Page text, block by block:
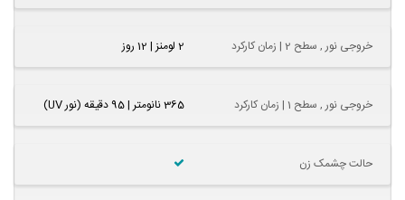
خروجی نور , سطح 2 | زمان کارکرد 2 لومنز | 12 روز
خروجی نور , سطح 1 | زمان کارکرد 365 نانومتر | 95 دقیقه (نور UV)
حالت چشمک زن